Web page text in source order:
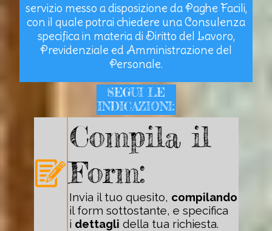
servizio messo a disposizione da Paghe Facili,
con il quale potrai chiedere una Consulenza
specifica in materia di Diritto del Lavoro,
Previdenziale ed Amministrazione del
Personale.
SEGUI LE
INDICAZIONI:
Compila il
Form:
Invia il tuo quesito, compilando
il form sottostante, e specifica
i dettagli della tua richiesta.